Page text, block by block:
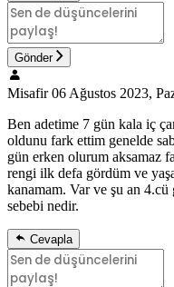
Gönder
Misafir 06 Ağustos 2023,
Ben adetime 7 gün kala iç
oldunu fark ettim genelde
gün erken olurum aksamaz
rengi ilk defa gördüm ve
kanamam. Var ve şu an
sebebi nedir.
Cevapla